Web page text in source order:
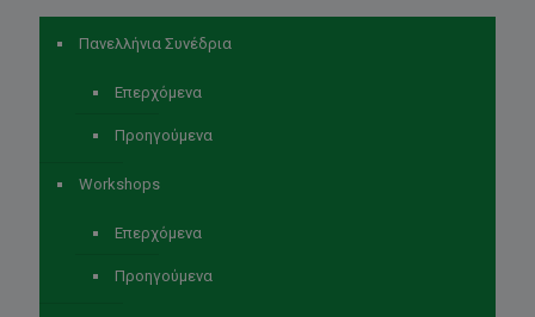
Πανελλήνια Συνέδρια
Επερχόμενα
Προηγούμενα
Workshops
Επερχόμενα
Προηγούμενα